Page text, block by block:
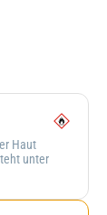
Haut
unter